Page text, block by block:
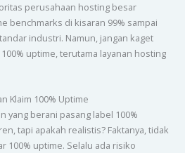
perusahaan hosting besar
benchmarks di kisaran 99% sampai
industri. Namun, jangan kaget
uptime, terutama layanan hosting
Klaim 100% Uptime
yang berani pasang label 100%
tapi apakah realistis? Faktanya, tidak
100% uptime. Selalu ada risiko